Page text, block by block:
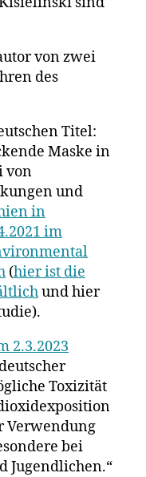
von zwei
des
Titel:
Maske in
von
und
in
im
(hier ist die
und hier
2.3.2023
Toxizität
Verwendung
bei
Jugendlichen.“